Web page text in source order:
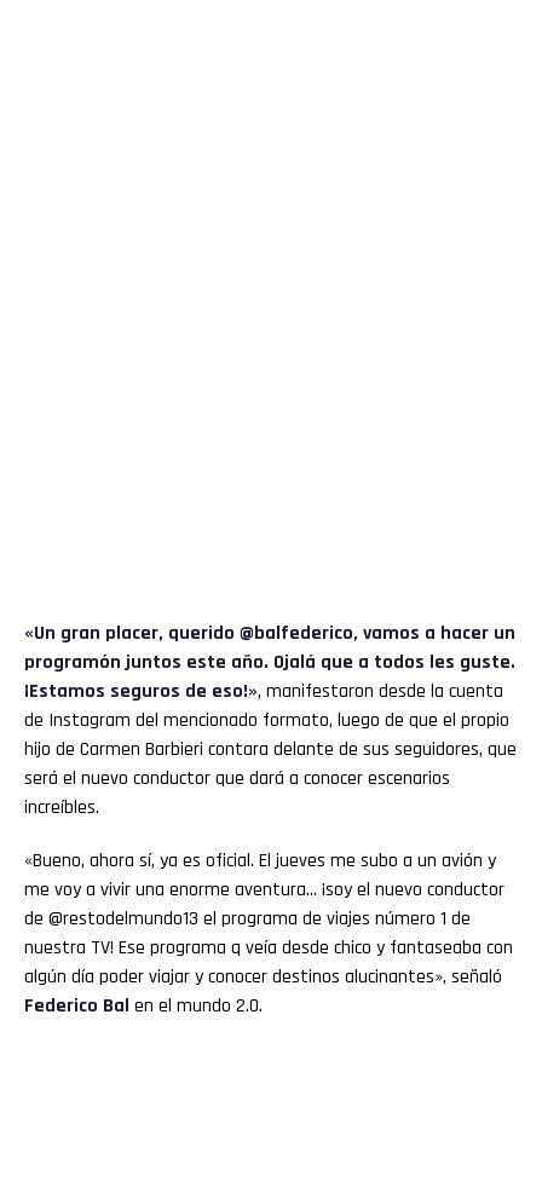
«Un gran placer, querido @balfederico, vamos a hacer un
programón juntos este año. Ojalá que a todos les guste.
¡Estamos seguros de eso!», manifestaron desde la cuenta
de Instagram del mencionado formato, luego de que el propio
hijo de Carmen Barbieri contara delante de sus seguidores, que
será el nuevo conductor que dará a conocer escenarios
increíbles.
«Bueno, ahora sí, ya es oficial. El jueves me subo a un avión y
me voy a vivir una enorme aventura… ¡soy el nuevo conductor
de @restodelmundo13 el programa de viajes número 1 de
nuestra TV! Ese programa q veía desde chico y fantaseaba con
algún día poder viajar y conocer destinos alucinantes», señaló
Federico Bal en el mundo 2.0.